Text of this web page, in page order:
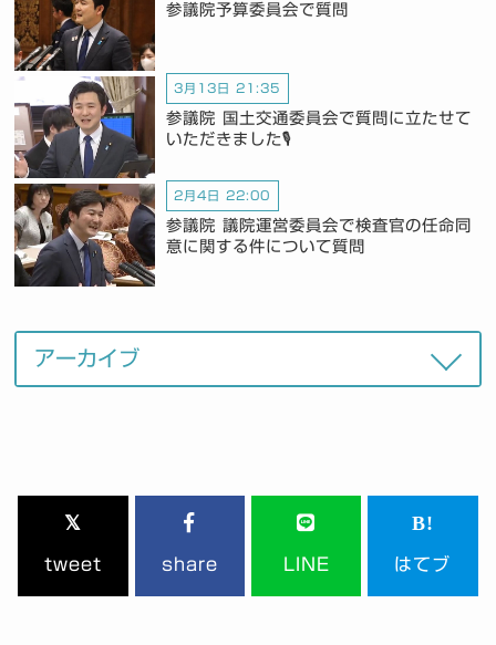
参議院予算委員会で質問
3月13日 21:35
参議院 国土交通委員会で質問に立たせて
いただきました🎙️
2月4日 22:00
参議院 議院運営委員会で検査官の任命同
意に関する件について質問
tweet share LINE はてブ